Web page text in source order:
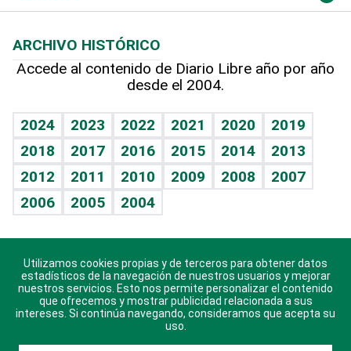
Hablando con el pediatra
Vida y familia
Eñe
Celebrando la vida
Sin complejos
En pocas palabras
Escuchando al corazón
Economía Personal
Línea de hit
TBT Deportivo
Más firmas
Hecho en casa
Guía del dinero
Cumpleaños
Horóscopos
Crucigramas
ARCHIVO HISTÓRICO
Accede al contenido de Diario Libre año por año
desde el 2004.
2024 2023 2022 2021 2020
2019
2018
2017 2016 2015 2014
2013
2012
2011 2010 2009 2008
2007
2006
2005 2004
Descarga nuestras aplicaciones para Android, iOS y
sistema Huawei.
Utilizamos cookies propias y de terceros para obtener datos
estadísticos de la navegación de nuestros usuarios y mejorar
nuestros servicios. Esto nos permite personalizar el contenido
que ofrecemos y mostrar publicidad relacionada a sus
intereses. Si continúa navegando, consideramos que acepta su
uso.